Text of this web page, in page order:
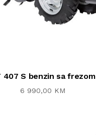
407 S benzin sa frezom
6 990,00 KM